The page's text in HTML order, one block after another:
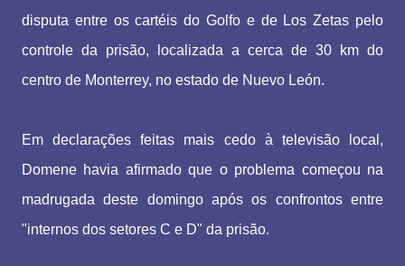
disputa entre os cartéis do Golfo e de Los Zetas pelo
controle da prisão, localizada a cerca de 30 km do
centro de Monterrey, no estado de Nuevo León.
Em declarações feitas mais cedo à televisão local,
Domene havia afirmado que o problema começou na
madrugada deste domingo após os confrontos entre
"internos dos setores C e D" da prisão.